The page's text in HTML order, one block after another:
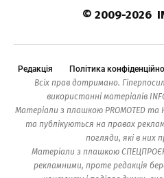
© 2009-2026
Редакція Політика
Всіх прав дотримано.
використанні матеріалів
Матеріали з плашкою PROMOTED
та публікуються на правах
погляди, які в них
Матеріали з плашкою
рекламними, проте редакція